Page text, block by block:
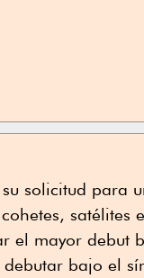
solicitud para
el mayor debut
bajo el